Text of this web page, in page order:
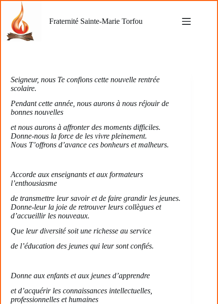
contenu
Fraternité Sainte-Marie Torfou
Seigneur, nous Te confions cette nouvelle rentrée
scolaire.
Pendant cette année, nous aurons à nous réjouir de
bonnes nouvelles
et nous aurons à affronter des moments difficiles.
Donne-nous la force de les vivre pleinement.
Nous T’offrons d’avance ces bonheurs et malheurs.
Accorde aux enseignants et aux formateurs
l’enthousiasme
de transmettre leur savoir et de faire grandir les jeunes.
Donne-leur la joie de retrouver leurs collègues et
d’accueillir les nouveaux.
Que leur diversité soit une richesse au service
de l’éducation des jeunes qui leur sont confiés.
Donne aux enfants et aux jeunes d’apprendre
et d’acquérir les connaissances intellectuelles,
professionnelles et humaines